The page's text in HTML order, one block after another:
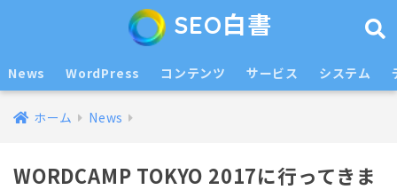
SEO白書
News WordPress コンテンツ サービス システム
ホーム News
WORDCAMP TOKYO 2017に行ってきま